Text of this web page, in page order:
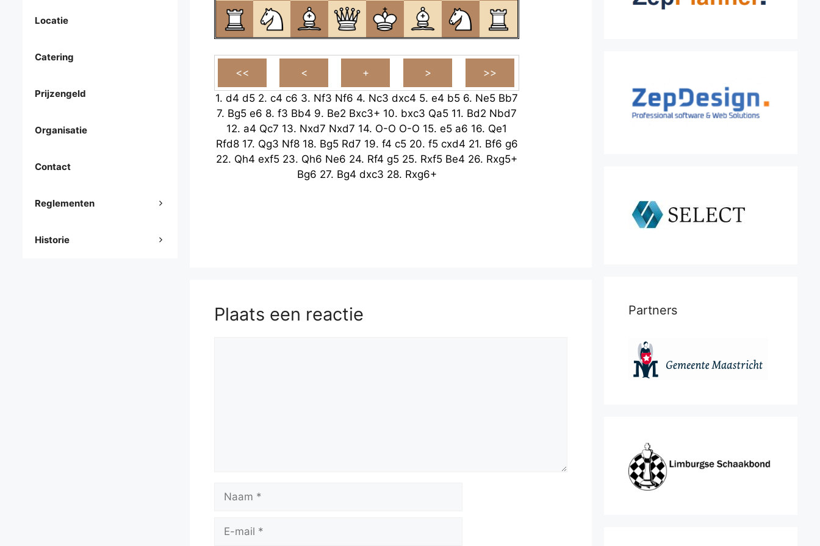
1. d4 d5 2. c4 c6 3. Nf3 Nf6 4. Nc3 dxc4 5. e4 b5 6. Ne5 Bb7
7. Bg5 e6 8. f3 Bb4 9. Be2 Bxc3+ 10. bxc3 Qa5 11. Bd2 Nbd7
12. a4 Qc7 13. Nxd7 Nxd7 14. O-O O-O 15. e5 a6 16. Qe1
Rfd8 17. Qg3 Nf8 18. Bg5 Rd7 19. f4 c5 20. f5 cxd4 21. Bf6 g6
22. Qh4 exf5 23. Qh6 Ne6 24. Rf4 g5 25. Rxf5 Be4 26. Rxg5+
Bg6 27. Bg4 dxc3 28. Rxg6+
Plaats een reactie
mail
Locatie
Catering
Prijzengeld
Organisatie
Contact
Reglementen
Historie
Partners